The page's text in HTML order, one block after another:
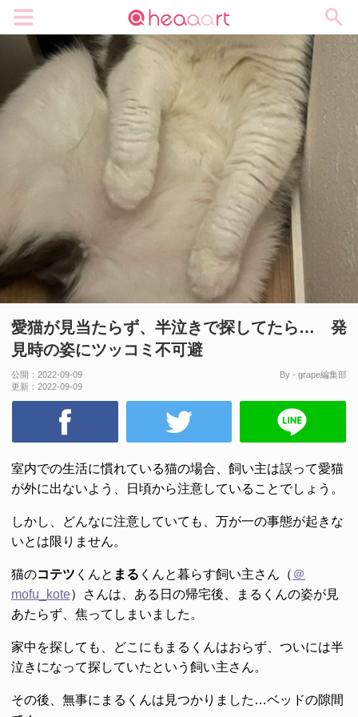
愛猫が見当たらず、半泣きで探してたら… 発
見時の姿にツッコミ不可避
公開： 2022-09-09
更新： 2022-09-09
By - grape編集部
室内での生活に慣れている猫の場合、飼い主は誤って愛猫
が外に出ないよう、日頃から注意していることでしょう。
しかし、どんなに注意していても、万が一の事態が起きな
いとは限りません。
猫のコテツ くんと まる くんと暮らす飼い主さん（ ＠
mofu_kote）さんは、ある日の帰宅後、まるくんの姿が見
あたらず、焦ってしまいました。
家中を探しても、どこにもまるくんはおらず、ついには半
泣きになって探していたという飼い主さん。
その後、無事にまるくんは見つかりました…ベッドの隙間